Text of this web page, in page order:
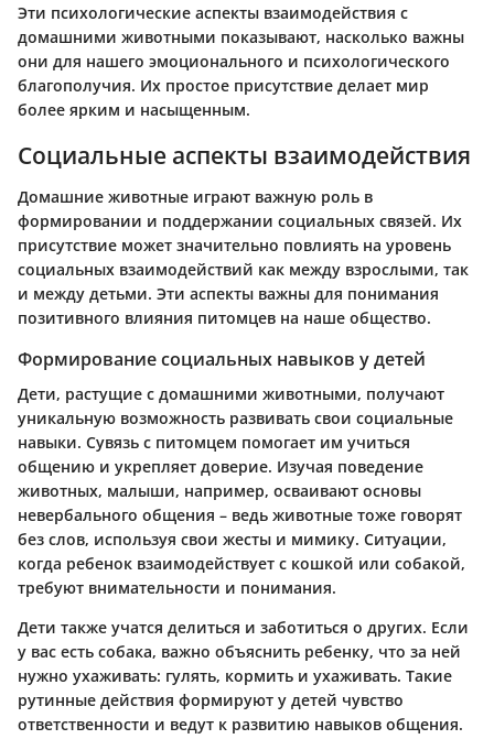
Эти психологические аспекты взаимодействия с
домашними животными показывают, насколько важны
они для нашего эмоционального и психологического
благополучия. Их простое присутствие делает мир
более ярким и насыщенным.
Социальные аспекты взаимодействия
Домашние животные играют важную роль в
формировании и поддержании социальных связей. Их
присутствие может значительно повлиять на уровень
социальных взаимодействий как между взрослыми, так
и между детьми. Эти аспекты важны для понимания
позитивного влияния питомцев на наше общество.
Формирование социальных навыков у детей
Дети, растущие с домашними животными, получают
уникальную возможность развивать свои социальные
навыки. Сувязь с питомцем помогает им учиться
общению и укрепляет доверие. Изучая поведение
животных, малыши, например, осваивают основы
невербального общения – ведь животные тоже говорят
без слов, используя свои жесты и мимику. Ситуации,
когда ребенок взаимодействует с кошкой или собакой,
требуют внимательности и понимания.
Дети также учатся делиться и заботиться о других. Если
у вас есть собака, важно объяснить ребенку, что за ней
нужно ухаживать: гулять, кормить и ухаживать. Такие
рутинные действия формируют у детей чувство
ответственности и ведут к развитию навыков общения.